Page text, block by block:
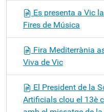
Es presenta a Vic
Fires de Música
Fira Mediterrània
Viva de Vic
El President de la
Artificials clou el 13è